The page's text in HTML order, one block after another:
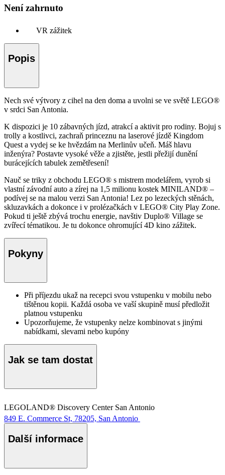
Není zahrnuto
VR zážitek
Popis
Nech své výtvory z cihel na den doma a uvolni se ve světě LEGO®
v srdci San Antonia.
K dispozici je 10 zábavných jízd, atrakcí a aktivit pro rodiny. Bojuj s
trolly a kostlivci, zachraň princeznu na laserové jízdě Kingdom
Quest a vydej se ke hvězdám na Merlinův učeň. Máš hlavu
inženýra? Postavte vysoké věže a zjistěte, jestli přežijí dunění
burácejících tabulek zemětřesení!
Nauč se triky z obchodu LEGO® s mistrem modelářem, vyrob si
vlastní závodní auto a zírej na 1,5 milionu kostek MINILAND® –
podívej se na malou verzi San Antonia! Lez po lezeckých stěnách,
skluzavkách a dokonce i v prolézačkách v LEGO® City Play Zone.
Pokud ti ještě zbývá trochu energie, navštiv Duplo® Village se
zvířecí tématikou. Je tu dokonce ohromující 4D kino zážitek.
Pokyny
Při příjezdu ukaž na recepci svou vstupenku v mobilu nebo
tištěnou kopii. Každá osoba ve vaší skupině musí předložit
platnou vstupenku
Upozorňujeme, že vstupenky nelze kombinovat s jinými
nabídkami, slevami nebo kupóny
Jak se tam dostat
LEGOLAND® Discovery Center San Antonio
849 E. Commerce St, 78205, San Antonio
Další informace